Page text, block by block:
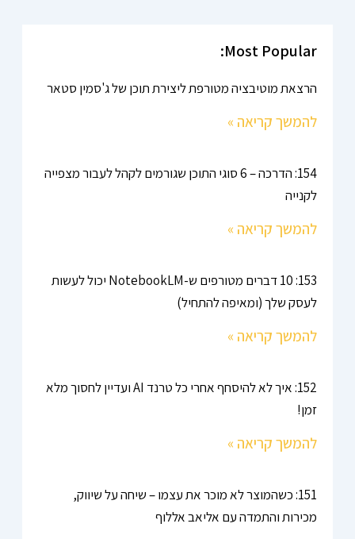
Most Popular:
הרצאת מוטיבציה מטורפת ליצירת תוכן של ג'סמין סטאר
להמשך קריאה »
154: הדרכה – 6 סוגי התוכן שגורמים לקהל לעבור מצפייה
לקנייה
להמשך קריאה »
153: 10 דברים מטורפים ש-NotebookLM יכול לעשות
לעסק שלך (ומאיפה להתחיל)
להמשך קריאה »
152: איך לא להיסחף אחרי כל טרנד AI ועדיין לחסוך מלא
זמן!
להמשך קריאה »
151: כשהמוצר לא מוכר את עצמו – שיחה על שיווק,
מכירות והתמדה עם אליאב אללוף